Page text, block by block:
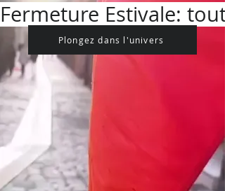
Fermeture Estivale:
Plongez dans l'univers